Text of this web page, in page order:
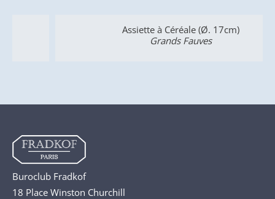
Assiette à Céréale (Ø. 17cm)
Grands Fauves
Buroclub Fradkof
18 Place Winston Churchill